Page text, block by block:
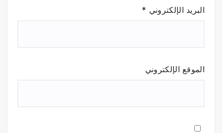
البريد الإلكتروني *
الموقع الإلكتروني